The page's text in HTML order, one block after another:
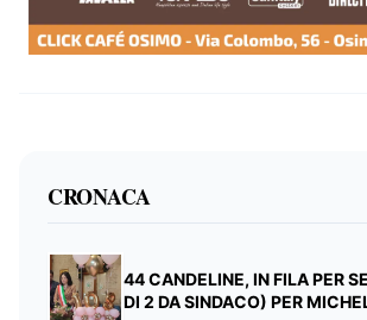
CRONACA
44 CANDELINE, IN FILA PER
DI 2 DA SINDACO) PER